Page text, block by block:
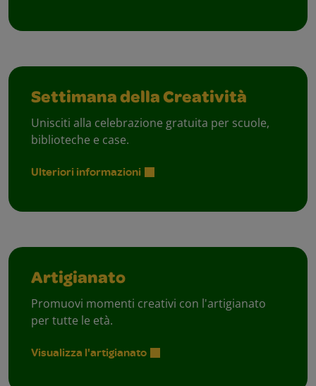
Settimana della Creatività
Unisciti alla celebrazione gratuita per scuole,
biblioteche e case.
Ulteriori informazioni
Artigianato
Promuovi momenti creativi con l'artigianato
per tutte le età.
Visualizza l'artigianato